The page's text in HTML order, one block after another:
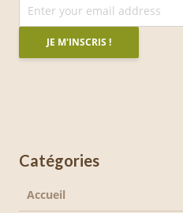
Catégories
Accueil